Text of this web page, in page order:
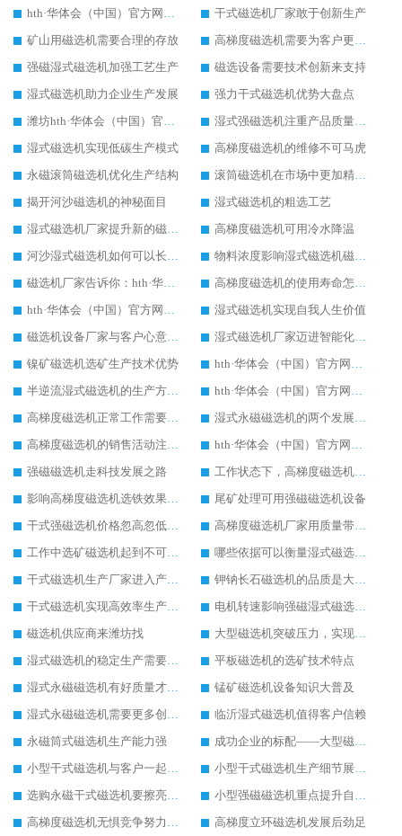
hth·华体会（中国）官方网站-hth.com 销售量持续走高
干式磁选机厂家敢于创新生产
矿山用磁选机需要合理的存放
高梯度磁选机需要为客户更好服务
强磁湿式磁选机加强工艺生产
磁选设备需要技术创新来支持
湿式磁选机助力企业生产发展
强力干式磁选机优势大盘点
潍坊hth·华体会（中国）官方网站-hth.com 厂家用心服务客户
湿式强磁选机注重产品质量提升
湿式磁选机实现低碳生产模式
高梯度磁选机的维修不可马虎
永磁滚筒磁选机优化生产结构
滚筒磁选机在市场中更加精彩发展
揭开河沙磁选机的神秘面目
湿式磁选机的粗选工艺
湿式磁选机厂家提升新的磁选工艺
高梯度磁选机可用冷水降温
河沙湿式磁选机如何可以长久使用
物料浓度影响湿式磁选机磁选效果
磁选机厂家告诉你：hth·华体会（中国）官方网站-hth.com 多少钱
高梯度磁选机的使用寿命怎么延长
hth·华体会（中国）官方网站-hth.com 故障之油温过高解决方法
湿式磁选机实现自我人生价值
磁选机设备厂家与客户心意相通
湿式磁选机厂家迈进智能化生产行列
镍矿磁选机选矿生产技术优势
hth·华体会（中国）官方网站-hth.com 故障之设备进水处理方法
半逆流湿式磁选机的生产方式有待改进
hth·华体会（中国）官方网站-hth.com 走精矿生产路线
高梯度磁选机正常工作需要操作人员用心观察
湿式永磁磁选机的两个发展方向
高梯度磁选机的销售活动注意事项
hth·华体会（中国）官方网站-hth.com 工作前的准备工作
强磁磁选机走科技发展之路
工作状态下，高梯度磁选机进水怎么办
影响高梯度磁选机选铁效果高低的因素
尾矿处理可用强磁磁选机设备
干式强磁选机价格忽高忽低的原因
高梯度磁选机厂家用质量带动生产
工作中选矿磁选机起到不可替代的作用
哪些依据可以衡量湿式磁选机工作效果
干式磁选机生产厂家进入产业创新阶段
钾钠长石磁选机的品质是大家认可的
干式磁选机实现高效率生产形式
电机转速影响强磁湿式磁选机工作效率
磁选机供应商来潍坊找
大型磁选机突破压力，实现飞跃发展
湿式磁选机的稳定生产需要做好日常保养工作
平板磁选机的选矿技术特点
湿式永磁磁选机有好质量才有好未来
锰矿磁选机设备知识大普及
湿式永磁磁选机需要更多创新生产
临沂湿式磁选机值得客户信赖
永磁筒式磁选机生产能力强
成功企业的标配——大型磁选机
小型干式磁选机与客户一起成长
小型干式磁选机生产细节展现在哪
选购永磁干式磁选机要擦亮眼睛
小型强磁磁选机重点提升自身实力
高梯度磁选机无惧竞争努力发展
高梯度立环磁选机发展后劲足